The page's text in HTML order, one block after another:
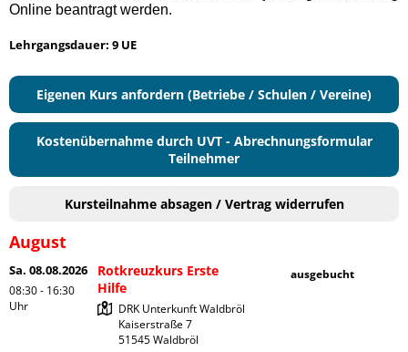
Online beantragt werden.
Lehrgangsdauer: 9 UE
Eigenen Kurs anfordern (Betriebe / Schulen / Vereine)
Kostenübernahme durch UVT - Abrechnungsformular
Teilnehmer
Kursteilnahme absagen / Vertrag widerrufen
August
Sa. 08.08.2026
08:30 - 16:30
Uhr
Rotkreuzkurs Erste
Hilfe
DRK Unterkunft Waldbröl
Kaiserstraße 7
ausgebucht